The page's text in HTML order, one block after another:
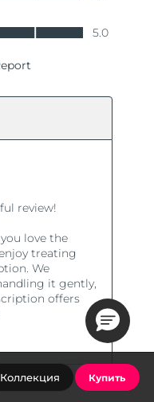
Коллекция Купить